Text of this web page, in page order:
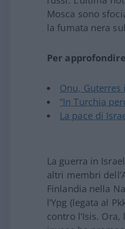
Mosca sono
la fumata nera
Per
Onu,
“In Turchia
La pace di
La guerra in
altri membri
Finlandia nella
l’Ypg (legata al
contro l’Isis.